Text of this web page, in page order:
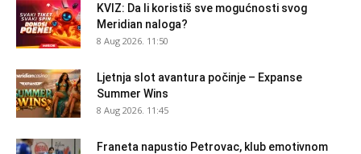
KVIZ: Da li koristiš sve mogućnosti svog
Meridian naloga?
8 Aug 2026. 11:50
Ljetnja slot avantura počinje – Expanse
Summer Wins
8 Aug 2026. 11:45
Franeta napustio Petrovac, klub emotivnom